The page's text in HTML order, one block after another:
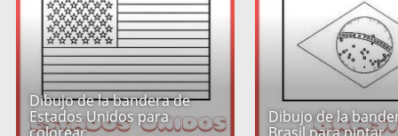
Dibujo de la bandera de
Estados Unidos para
Dibujo de la